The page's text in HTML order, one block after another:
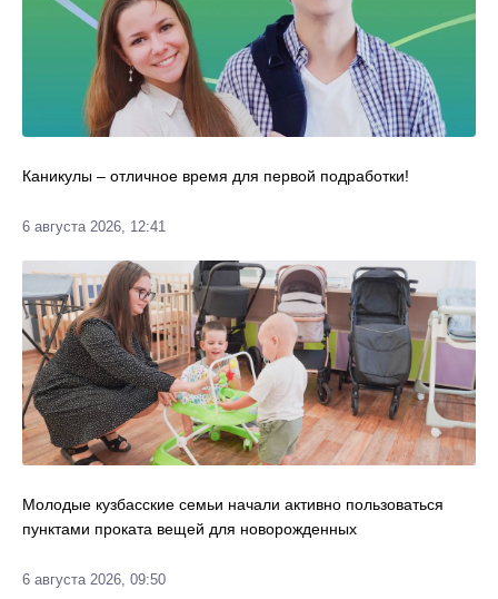
Каникулы – отличное время для первой подработки!
6 августа 2026, 12:41
Молодые кузбасские семьи начали активно пользоваться
пунктами проката вещей для новорожденных
6 августа 2026, 09:50